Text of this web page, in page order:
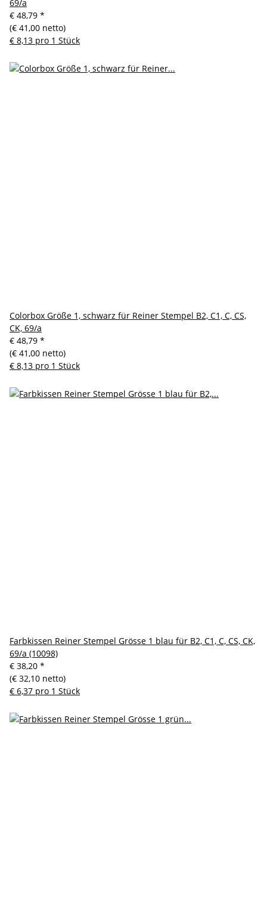
69/a
€ 48,79 *
(€ 41,00 netto)
€ 8,13 pro 1 Stück
Colorbox Größe 1, schwarz für Reiner Stempel B2, C1, C, CS,
CK, 69/a
€ 48,79 *
(€ 41,00 netto)
€ 8,13 pro 1 Stück
Farbkissen Reiner Stempel Grösse 1 blau für B2, C1, C, CS, CK,
69/a (10098)
€ 38,20 *
(€ 32,10 netto)
€ 6,37 pro 1 Stück